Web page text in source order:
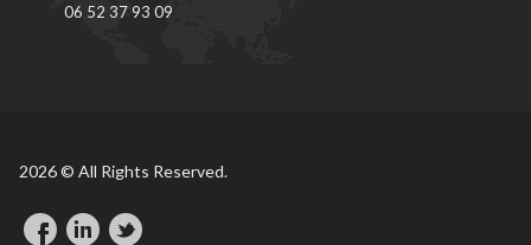
06 52 37 93 09
2026 © All Rights Reserved.